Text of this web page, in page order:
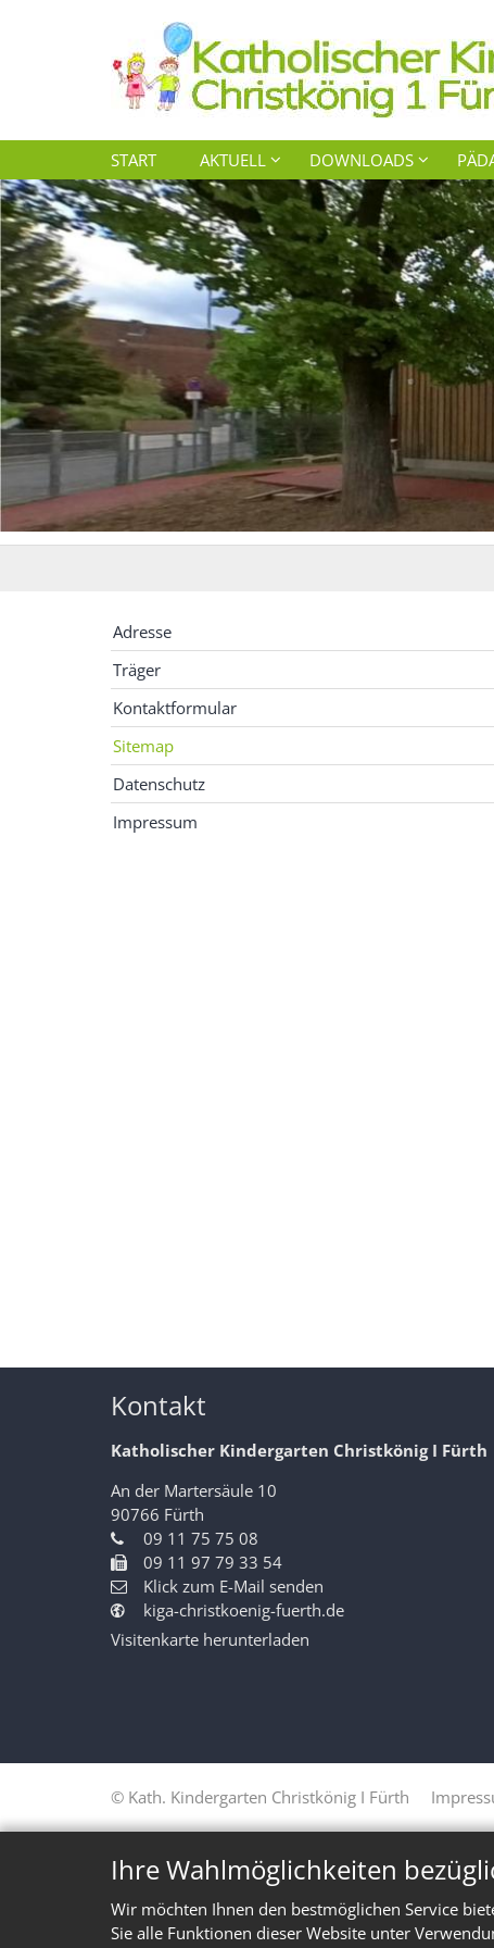
Ihre Wahlmöglichkeiten
Wir möchten Ihnen den bestmöglichen Service
Sie alle Funktionen dieser Website unter
START AKTUELL DOWNLOADS
Adresse
Träger
Kontaktformular
Sitemap
Datenschutz
Impressum
Kontakt
Katholischer Kindergarten Christkönig I Fürth
An der Martersäule 10
90766 Fürth
09 11 75 75 08
09 11 97 79 33 54
Klick zum E-Mail senden
kiga-christkoenig-fuerth.de
Visitenkarte herunterladen
© Kath. Kindergarten Christkönig I Fürth